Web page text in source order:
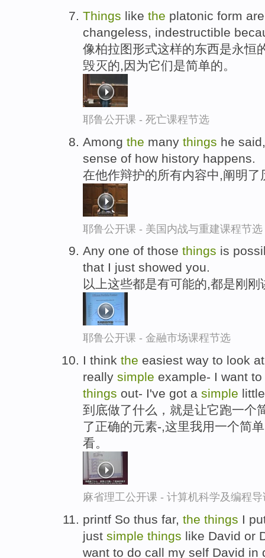
Things like the platonic form
changeless, indestructible
像柏拉图形式这样的东西是永恒
毁灭的,因为它们是简单的。
耶鲁公开课 - 死亡课程节选
Among the many things he
sense of how history happens.
在他作辩护的所有内容中,阐明
耶鲁公开课 - 美国内战与重建课程节选
Any one of those things is
that I just showed you.
以上这些都是有可能的,都是刚
耶鲁公开课 - 金融市场课程节选
I think the easiest way to look
really simple example- I want
things out- I've got a simple
到底做了什么，就是让它跑一个
了正确的元素-,这里我用一个简
看。
麻省理工公开课 - 计算机科学及编程
printf So thus far, the things I
just simple things like David or
want to do call my self David in